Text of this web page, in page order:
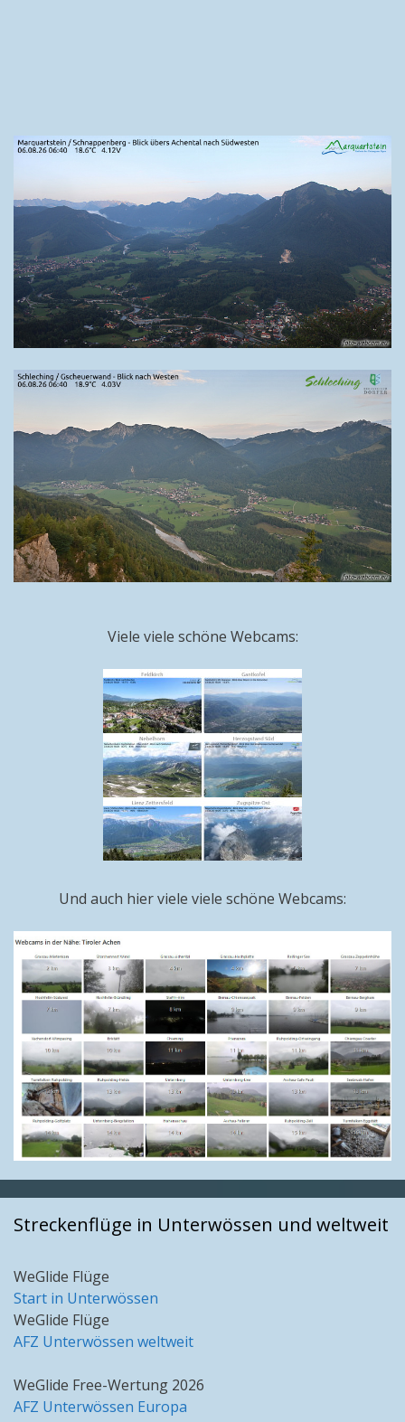
Viele viele schöne Webcams:
Und auch hier viele viele schöne Webcams:
Streckenflüge in Unterwössen und weltweit
WeGlide Flüge
Start in Unterwössen
WeGlide Flüge
AFZ Unterwössen weltweit
WeGlide Free-Wertung 2026
AFZ Unterwössen Europa